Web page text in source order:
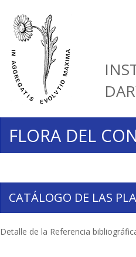
FLORA DEL
CATÁLOGO DE LAS
Detalle de la Referencia